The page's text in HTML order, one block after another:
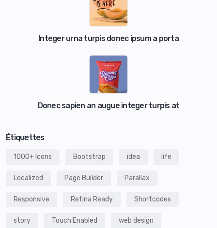
Integer urna turpis donec ipsum a porta
Donec sapien an augue integer turpis at
Étiquettes
1000+ Icons Bootstrap idea life
Localized Page Builder Parallax
Responsive Retina Ready Shortcodes
story Touch Enabled web design